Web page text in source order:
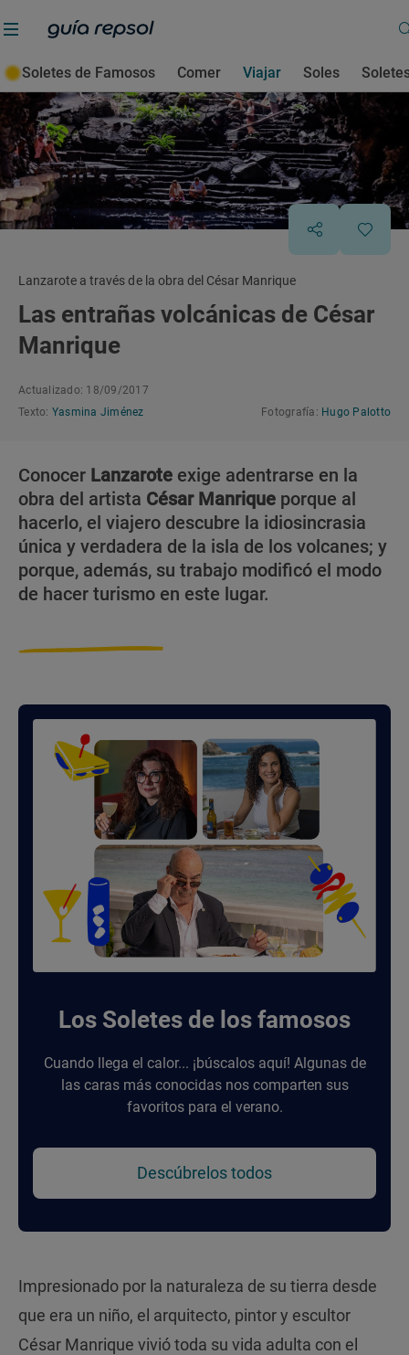
Soletes de Famosos Comer Viajar Soles
Lanzarote a través de la obra del César Manrique
Las entrañas volcánicas de César
Manrique
Actualizado: 18/09/2017
Texto: Yasmina Jiménez Fotografía: Hugo Palotto
Conocer Lanzarote exige adentrarse en la
obra del artista César Manrique porque al
hacerlo, el viajero descubre la idiosincrasia
única y verdadera de la isla de los volcanes; y
porque, además, su trabajo modificó el modo
de hacer turismo en este lugar.
Los Soletes de los famosos
Cuando llega el calor... ¡búscalos aquí! Algunas de
las caras más conocidas nos comparten sus
favoritos para el verano.
Descúbrelos todos
Impresionado por la naturaleza de su tierra desde
que era un niño, el arquitecto, pintor y escultor
César Manrique vivió toda su vida adulta con el